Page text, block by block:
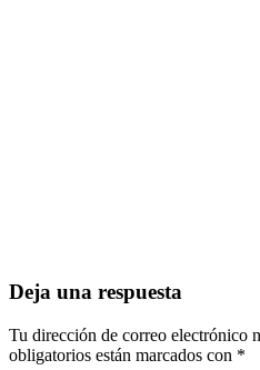
Deja una respuesta
Tu dirección de correo electrónico
obligatorios están marcados con *